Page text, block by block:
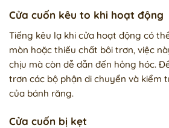
Cửa cuốn kêu to khi hoạt động
Tiếng kêu lạ khi cửa hoạt động có
mòn hoặc thiếu chất bôi trơn, việc
chịu mà còn dễ dẫn đến hỏng hóc.
trơn các bộ phận di chuyển và kiểm
của bánh răng.
Cửa cuốn bị kẹt